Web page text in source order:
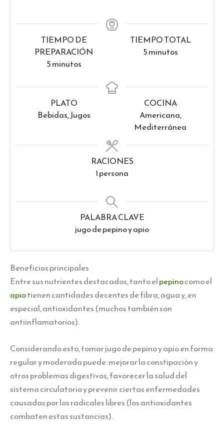
TIEMPO DE
PREPARACIÓN
5minutos
minutos
TIEMPO TOTAL
5minutos
minutos
PLATO
Bebidas, Jugos
COCINA
Americana,
Mediterránea
RACIONES
1persona
PALABRA CLAVE
jugo de pepino y apio
Beneficios principales
Entre sus nutrientes destacados, tanto elpepinocomo el
apiotienen cantidades decentes de fibra, agua y, en
especial, antioxidantes (muchos también son
antiinflamatorios).
Considerando esto, tomar jugo de pepino y apio en forma
regular y moderada puede: mejorar la constipación y
otros problemas digestivos, favorecer la salud del
sistema circulatorio y prevenir ciertas enfermedades
causadas por los radicales libres (los antioxidantes
combaten estas sustancias).